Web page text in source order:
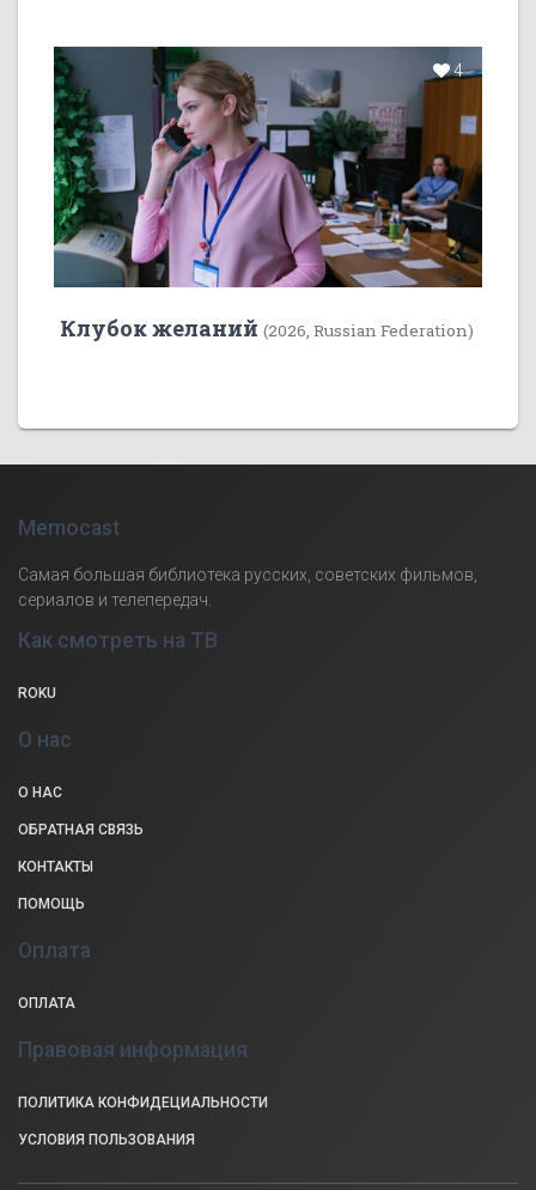
4
Клубок желаний (2026, Russian Federation)
Memocast
Самая большая библиотека русских, советских фильмов,
сериалов и телепередач.
Как смотреть на ТВ
ROKU
О нас
О НАС
ОБРАТНАЯ СВЯЗЬ
КОНТАКТЫ
ПОМОЩЬ
Оплата
ОПЛАТА
Правовая информация
ПОЛИТИКА КОНФИДЕЦИАЛЬНОСТИ
УСЛОВИЯ ПОЛЬЗОВАНИЯ